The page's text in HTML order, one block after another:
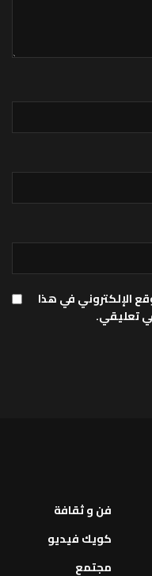
الإلكتروني في هذا
تعليقي.
فن و ثقافة
كويك فيديو
مجتمع